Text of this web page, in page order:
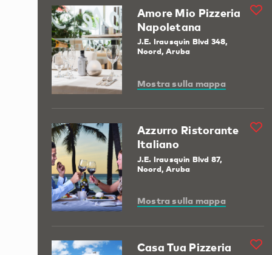
Amore Mio Pizzeria
Napoletana
J.E. Irausquin Blvd 348,
Noord, Aruba
Mostra sulla mappa
Azzurro Ristorante
Italiano
J.E. Irausquin Blvd 87,
Noord, Aruba
Mostra sulla mappa
Casa Tua Pizzeria